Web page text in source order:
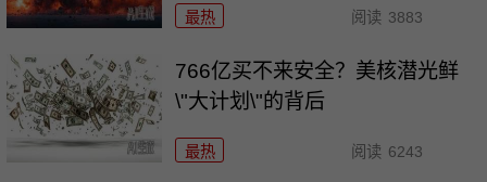
最热 阅读 3883
766亿买不来安全？美核潜光鲜
\"大计划\"的背后
最热 阅读 6243